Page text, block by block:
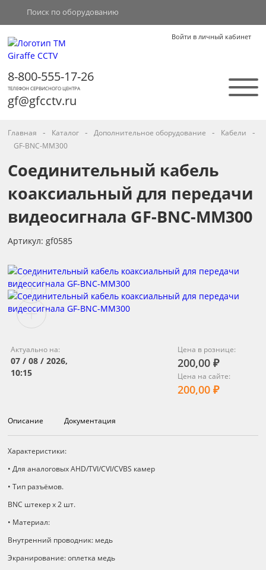
Войти в личный кабинет
8-800-555-17-26
ТЕЛЕФОН СЕРВИСНОГО ЦЕНТРА
gf@gfcctv.ru
Главная - Каталог - Дополнительное оборудование - Кабели -
GF-BNC-MM300
Соединительный кабель
коаксиальный для передачи
видеосигнала GF-BNC-MM300
Артикул: gf0585
Актуально на:
07 / 08 / 2026,
10:15
Цена в рознице:
200,00 ₽
Цена на сайте:
200,00 ₽
Описание Документация
Описание
Характеристики:
• Для аналоговых AHD/TVI/CVI/CVBS камер
• Тип разъёмов.
BNC штекер х 2 шт.
• Материал:
Внутренний проводник: медь
Экранирование: оплетка медь